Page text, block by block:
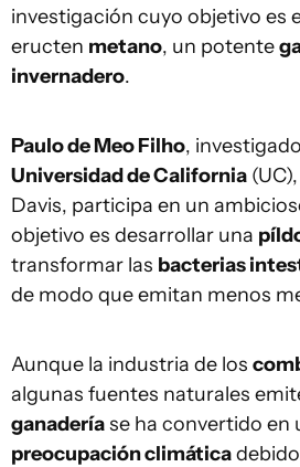
investigación cuyo objetivo es
eructen metano, un potente
invernadero.
Paulo de Meo Filho,
Universidad de California
Davis, participa en un
objetivo es desarrollar una
transformar las bacterias
de modo que emitan menos
Aunque la industria de los
algunas fuentes naturales
ganaderíase ha convertido
preocupación climática